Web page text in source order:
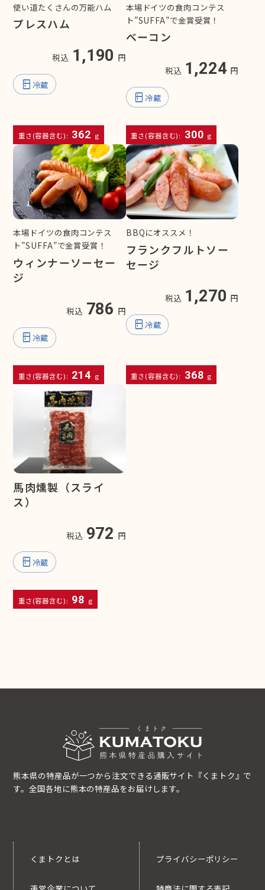
使い道たくさんの万能ハム
プレスハム
税込 1,190 円
kitchen 冷蔵
重さ(容器含む): 362 g
本場ドイツの食肉コンテス
ト”SUFFA”で金賞受賞！
ベーコン
税込 1,224 円
kitchen 冷蔵
重さ(容器含む): 300 g
本場ドイツの食肉コンテス
ト”SUFFA”で金賞受賞！
ウィンナーソーセー
ジ
税込 786 円
kitchen 冷蔵
重さ(容器含む): 214 g
BBQにオススメ！
フランクフルトソー
セージ
税込 1,270 円
kitchen 冷蔵
重さ(容器含む): 368 g
馬肉燻製（スライ
ス）
税込 972 円
kitchen 冷蔵
重さ(容器含む): 98 g
熊本県の特産品が一つから注文できる通販サイト『くまトク』で
す。全国各地に熊本の特産品をお届けします。
くまトクとは プライバシーポリシー